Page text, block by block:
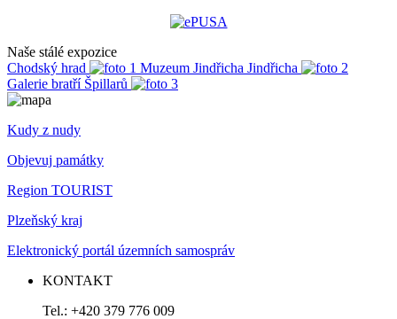
Naše stálé expozice
Chodský hrad
Muzeum Jindřicha Jindřicha
Galerie bratří Špillarů
Kudy z nudy
Objevuj památky
Region TOURIST
Plzeňský kraj
Elektronický portál územních samospráv
KONTAKT
Tel.: +420 379 776 009